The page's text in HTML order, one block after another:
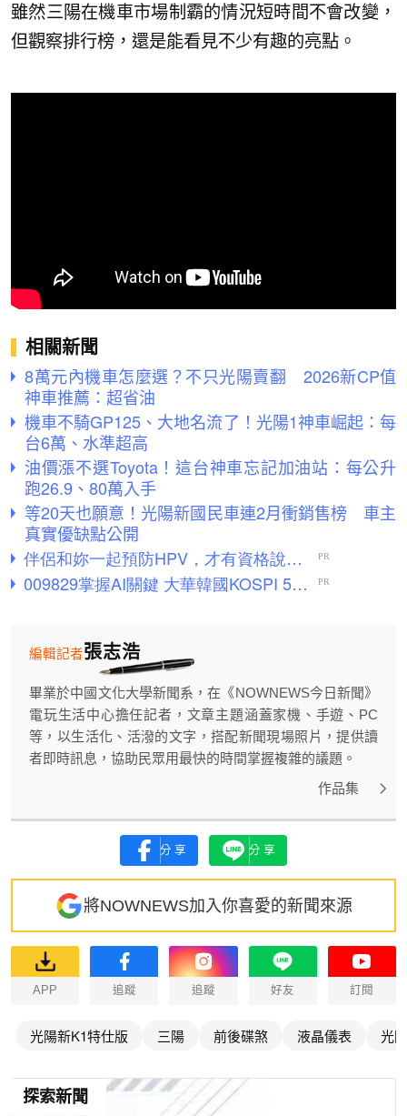
雖然三陽在機車市場制霸的情況短時間不會改變，
但觀察排行榜，還是能看見不少有趣的亮點。
相關新聞
8萬元內機車怎麼選？不只光陽賣翻 2026新CP值
神車推薦：超省油
機車不騎GP125、大地名流了！光陽1神車崛起：每
台6萬、水準超高
油價漲不選Toyota！這台神車忘記加油站：每公升
跑26.9、80萬入手
等20天也願意！光陽新國民車連2月衝銷售榜 車主
真實優缺點公開
張志浩
編輯記者
畢業於中國文化大學新聞系，在《NOWNEWS今日新聞》
電玩生活中心擔任記者，文章主題涵蓋家機、手遊、PC
等，以生活化、活潑的文字，搭配新聞現場照片，提供讀
者即時訊息，協助民眾用最快的時間掌握複雜的議題。
作品集
分享 分享
將NOWNEWS加入你喜愛的新聞來源
APP 追蹤 追蹤 好友 訂閱
光陽新K1特仕版 三陽 前後碟煞 液晶儀表 光陽
探索新聞